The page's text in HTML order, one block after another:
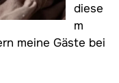
diese
m
meine Gäste bei